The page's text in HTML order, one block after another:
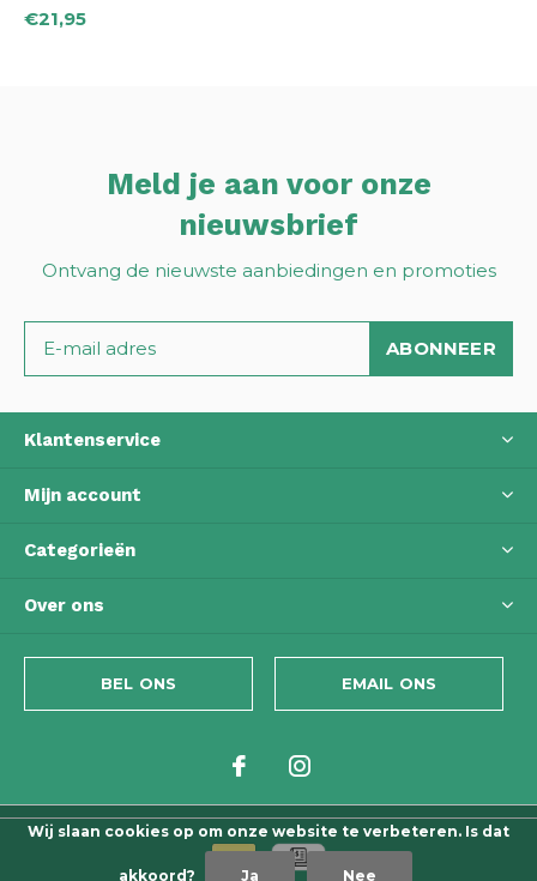
€21,95
Meld je aan voor onze
nieuwsbrief
Ontvang de nieuwste aanbiedingen en promoties
ABONNEER
Klantenservice
Mijn account
Categorieën
Over ons
BEL ONS EMAIL ONS
Wij slaan cookies op om onze website te verbeteren. Is dat
akkoord? Ja Nee